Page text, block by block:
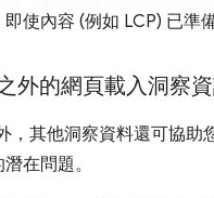
使內容 (例如 LCP) 已準
外的網頁載入洞察
，其他洞察資料還可協助
在問題。